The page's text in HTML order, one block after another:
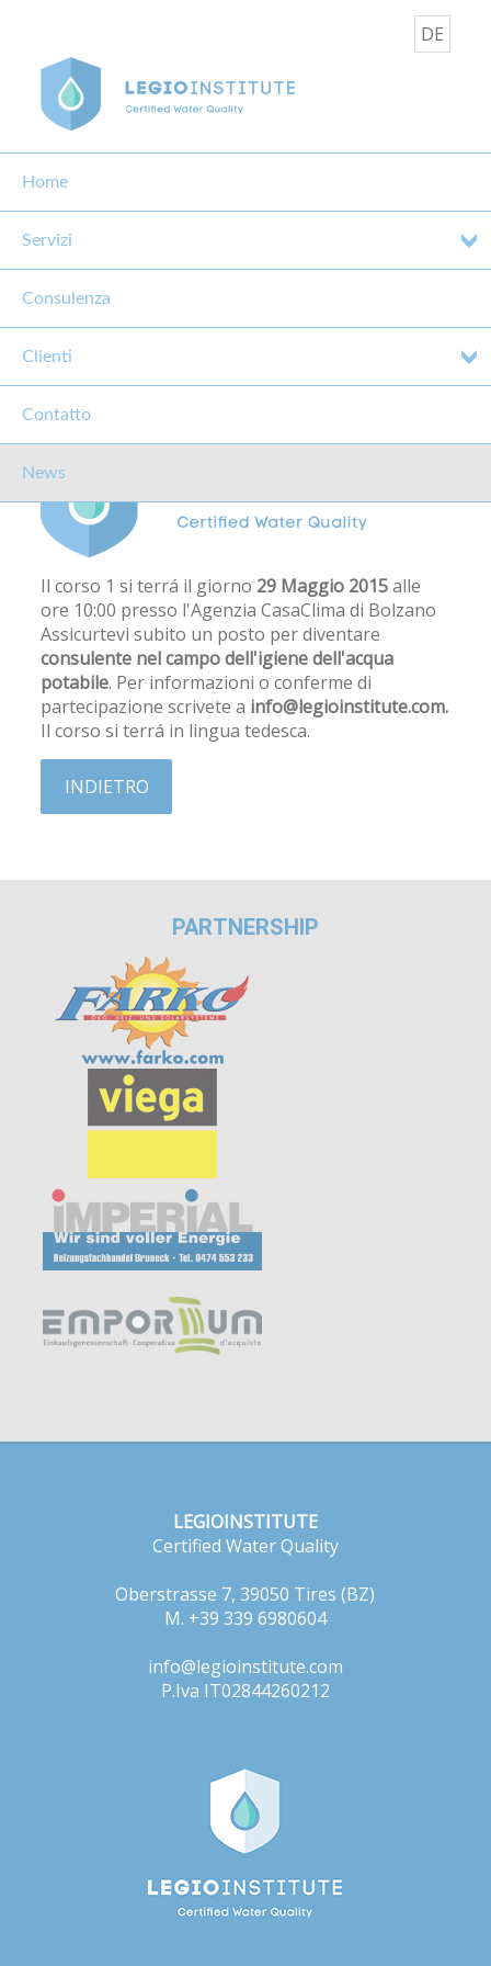
DE
Home
Servizi
Consulenza
Clienti
Contatto
News
CORSO IGIENE DELL'ACQUA
POTABILE 29.05.2015
29 Maggio 2015
Il corso 1 si terrá il giorno 29 Maggio 2015alle
ore 10:00 presso l'Agenzia CasaClima di Bolzano
Assicurtevi subito un posto per diventare
consulente nel campo dell'igiene dell'acqua
potabile. Per informazioni o conferme di
partecipazione scrivete a info@legioinstitute.com.
Il corso si terrá in lingua tedesca.
INDIETRO
PARTNERSHIP
LEGIOINSTITUTE
Certified Water Quality
Oberstrasse 7, 39050 Tires (BZ)
M. +39 339 6980604
info@legioinstitute.com
P.Iva IT02844260212